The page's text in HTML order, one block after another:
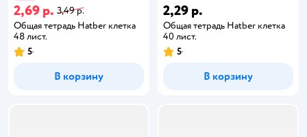
2,69 р. 3,49 р.
Общая тетрадь Hatber клетка
48 лист.
5
В корзину
2,29 р.
Общая тетрадь Hatber клетка
40 лист.
5
В корзину